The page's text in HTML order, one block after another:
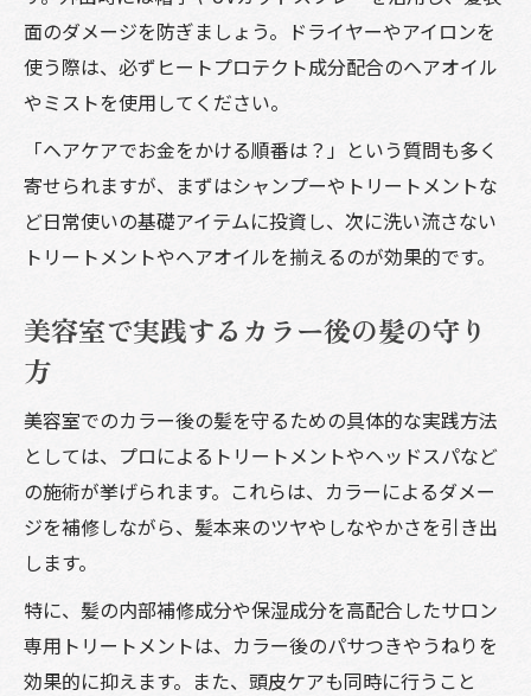
面のダメージを防ぎましょう。ドライヤーやアイロンを
使う際は、必ずヒートプロテクト成分配合のヘアオイル
やミストを使用してください。
「ヘアケアでお金をかける順番は？」という質問も多く
寄せられますが、まずはシャンプーやトリートメントな
ど日常使いの基礎アイテムに投資し、次に洗い流さない
トリートメントやヘアオイルを揃えるのが効果的です。
美容室で実践するカラー後の髪の守り
方
美容室でのカラー後の髪を守るための具体的な実践方法
としては、プロによるトリートメントやヘッドスパなど
の施術が挙げられます。これらは、カラーによるダメー
ジを補修しながら、髪本来のツヤやしなやかさを引き出
します。
特に、髪の内部補修成分や保湿成分を高配合したサロン
専用トリートメントは、カラー後のパサつきやうねりを
効果的に抑えます。また、頭皮ケアも同時に行うこと